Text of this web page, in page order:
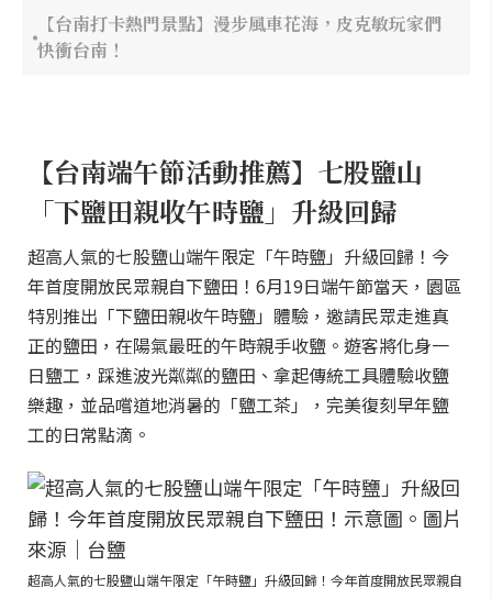
【台南打卡熱門景點】漫步風車花海，皮克敏玩家們
快衝台南！
【台南端午節活動推薦】七股鹽山
「下鹽田親收午時鹽」升級回歸
超高人氣的七股鹽山端午限定「午時鹽」升級回歸！今
年首度開放民眾親自下鹽田！6月19日端午節當天，園區
特別推出「下鹽田親收午時鹽」體驗，邀請民眾走進真
正的鹽田，在陽氣最旺的午時親手收鹽。遊客將化身一
日鹽工，踩進波光粼粼的鹽田、拿起傳統工具體驗收鹽
樂趣，並品嚐道地消暑的「鹽工茶」，完美復刻早年鹽
工的日常點滴。
超高人氣的七股鹽山端午限定「午時鹽」升級回歸！今年首度開放民眾親自